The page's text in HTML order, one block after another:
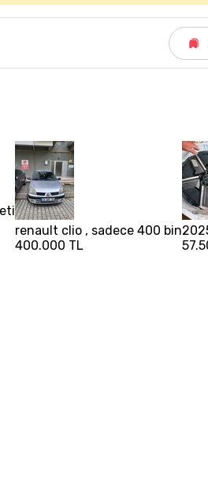
renault clio , sadece 400 bin
400.000 TL